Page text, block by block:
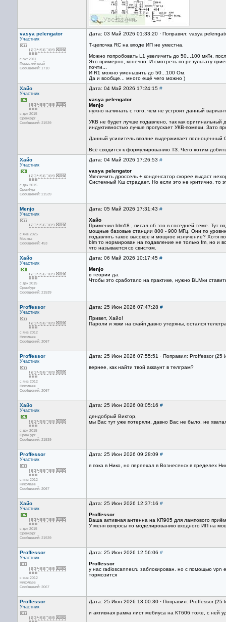
vasya pelengator
Участник
с окт 2011
Пермский край
Сообщений: 1710
Дата: 03 Май 2026 01:33:20 · Поправил: vasya
Т-цепочка RC на входе ИП не уместна.
Можно попробовать L1 увеличить до 50...100 мкГн,
Это примерно, конечно. И смотреть по результату
почти...
И R1 можно уменьшить до 50...100 Ом.
Да и вообще... много ещё чего можно )
Хайо
Участник
с дек 2015
Оренбург
Сообщений: 21539
Дата: 04 Май 2026 17:24:15 #
vasya pelengator
Menjo
нужно начинать с того, чем не устроит данный
УКВ не будет лучше подавлено, так как
индуктивностью лучше пропускает УКВ-помехи. Зато
Данный усилитель вполне выдерживает
Всё сводится к формулированию ТЗ. Чего хотим
Хайо
Участник
с дек 2015
Оренбург
Сообщений: 21539
Дата: 04 Май 2026 17:26:53 #
vasya pelengator
Увеличить дроссель + конденсатор скорее выдаст
Системный Кш страдает. Но если это не критично, то
Menjo
Участник
с янв 2025
Москва
Сообщений: 453
Дата: 05 Май 2026 17:31:43 #
Хайо
Применил blm18 , писал об это в соседней теме. Тут
мощные базовые станции 800 - 900 МГц. Они по
подавлять такое высокое и мощное излучение? Хотя
blm то нормирован на подавление не только fm, но и
что называется со свистом.
Хайо
Участник
с дек 2015
Оренбург
Сообщений: 21539
Дата: 06 Май 2026 10:17:45 #
Menjo
в теории да.
Чтобы это сработало на практике, нужно BLMки
Proffessor
Участник
с янв 2012
Николаев
Сообщений: 2067
Дата: 25 Июн 2026 07:47:28 #
Привет, Хайо!
Пароли и явки на скайп давно утеряны, остался
Proffessor
Участник
с янв 2012
Николаев
Сообщений: 2067
Дата: 25 Июн 2026 07:55:51 · Поправил: Proffessor
вернее, как найти твой аккаунт в телграм?
Хайо
Участник
с дек 2015
Оренбург
Сообщений: 21539
Дата: 25 Июн 2026 08:05:16 #
дендобрый Виктор,
мы Вас тут уже потеряли, давно Вас не было, не
Proffessor
Участник
с янв 2012
Николаев
Сообщений: 2067
Дата: 25 Июн 2026 09:28:09 #
я пока в Нико, но переехал в Вознесенск в пределех
Хайо
Участник
с дек 2015
Оренбург
Сообщений: 21539
Дата: 25 Июн 2026 12:37:16 #
Proffessor
Ваша активная антенна на КП905 для лампового
У меня вопросы по моделированию входного ИП на
Proffessor
Участник
с янв 2012
Николаев
Сообщений: 2067
Дата: 25 Июн 2026 12:56:06 #
Proffessor
у нас radioscanner.ru заблокирован. но с помощью vpn
тормозится
Proffessor
Участник
Дата: 25 Июн 2026 13:00:30 · Поправил: Proffessor
и активная рамка лист мебиуса на КТ606 тоже, с ней